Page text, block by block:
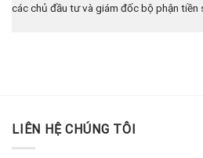
các chủ đầu tư và giám đốc bộ phận tiền
LIÊN HỆ CHÚNG TÔI